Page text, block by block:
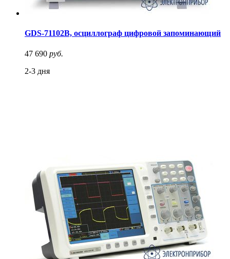
GDS-71102B, осциллограф цифровой запоминающий
47 690 руб.
2-3 дня